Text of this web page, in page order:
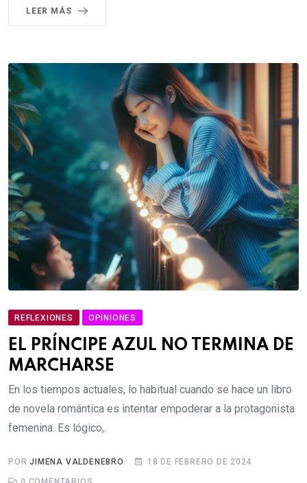
LEER MÁS
REFLEXIONES OPINIONES
EL PRÍNCIPE AZUL NO TERMINA DE
MARCHARSE
En los tiempos actuales, lo habitual cuando se hace un libro
de novela romántica es intentar empoderar a la protagonista
femenina. Es lógico,.
PORJIMENA VALDENEBRO 18 DE FEBRERO DE 2024